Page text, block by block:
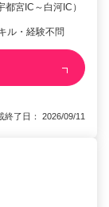
宮IC～白河IC）
ル・経験不問
了日： 2026/09/11